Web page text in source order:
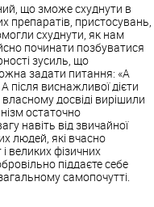
що зможе схуднути в
препаратів, пристосувань,
схуднути, як нам
починати позбуватися
зусиль, що
задати питання: «А
після виснажливої ​​дієти
досвіді вирішили
остаточно
навіть від звичайної
людей, які вчасно
великих фізичних
піддаєте себе
самопочутті.